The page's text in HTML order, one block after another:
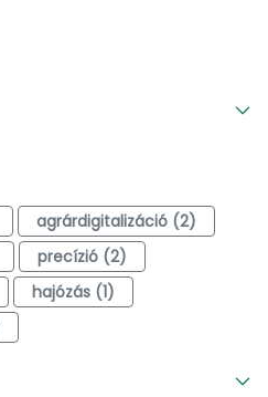
agrárdigitalizáció (2)
precízió (2)
hajózás (1)